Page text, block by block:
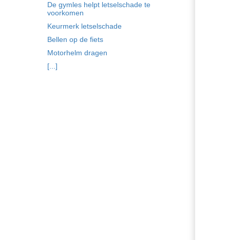
De gymles helpt letselschade te
voorkomen
Keurmerk letselschade
Bellen op de fiets
Motorhelm dragen
[...]